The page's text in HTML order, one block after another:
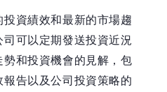
資績效和最新的市場趨
可以定期發送投資近況
和投資機會的見解，包
告以及公司投資策略的